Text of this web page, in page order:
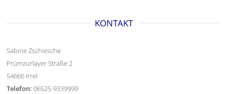
KONTAKT
Sabine Zschiesche
Prümzurlayer Straße 2
54666 Irrel
Telefon: 06525-9339999